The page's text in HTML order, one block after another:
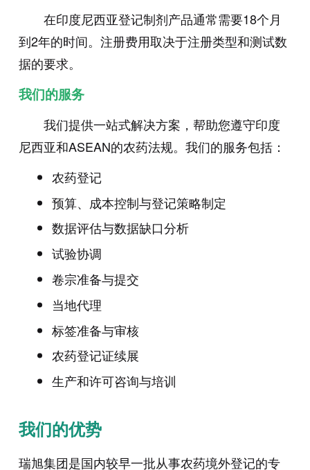
在印度尼西亚登记制剂产品通常需要18个月
到2年的时间。注册费用取决于注册类型和测试数
据的要求。
我们的服务
我们提供一站式解决方案，帮助您遵守印度
尼西亚和ASEAN的农药法规。我们的服务包括：
农药登记
预算、成本控制与登记策略制定
数据评估与数据缺口分析
试验协调
卷宗准备与提交
当地代理
标签准备与审核
农药登记证续展
生产和许可咨询与培训
我们的优势
瑞旭集团是国内较早一批从事农药境外登记的专